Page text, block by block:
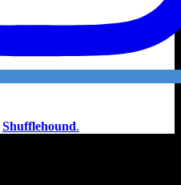
Shufflehound.